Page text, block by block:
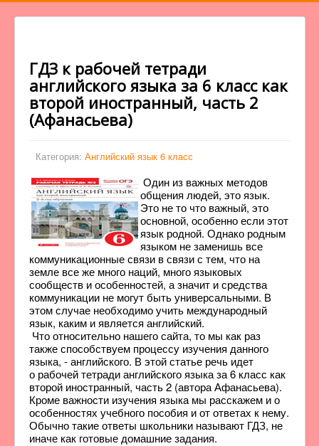
ГДЗ к рабочей тетради
английского языка за 6 класс как
второй иностранный, часть 2
(Афанасьева)
Категория: Английский язык 6 класс
Один из важных методов
общения людей, это язык.
Это не то что важный, это
основной, особенно если этот
язык родной. Однако родным
языком не заменишь все
коммуникационные связи в связи с тем, что на
земле все же много наций, много языковых
сообществ и особенностей, а значит и средства
коммуникации не могут быть универсальными. В
этом случае необходимо учить международный
язык, каким и является английский.
Что относительно нашего сайта, то мы как раз
также способствуем процессу изучения данного
языка, - английского. В этой статье речь идет
о рабочей тетради английского языка за 6 класс как
второй иностранный, часть 2 (автора Афанасьева).
Кроме важности изучения языка мы расскажем и о
особенностях учебного пособия и от ответах к нему.
Обычно такие ответы школьники называют ГДЗ, не
иначе как готовые домашние задания.